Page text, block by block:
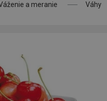
a meranie Váhy